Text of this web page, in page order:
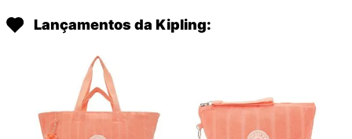
Lançamentos da Kipling: